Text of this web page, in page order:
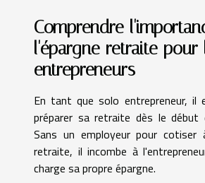
Comprendre
l'épargne retraite pour
entrepreneurs
En tant que solo entrepreneur, il
préparer sa retraite dès le début
Sans un employeur pour cotiser
retraite, il incombe à
charge sa propre épargne.